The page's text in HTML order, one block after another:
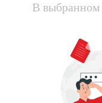
В выбранном